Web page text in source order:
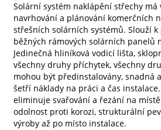
Solární systém naklápění střechy
navrhování a plánování komerčních
střešních solárních systémů. Slouží
běžných rámových solárních panelů
Jedinečná hliníková vodicí lišta,
všechny druhy příchytek, všechny
mohou být předinstalovány, snadná
šetří náklady na práci a čas
eliminuje svařování a řezání na
odolnost proti korozi, strukturální
výroby až po místo instalace.